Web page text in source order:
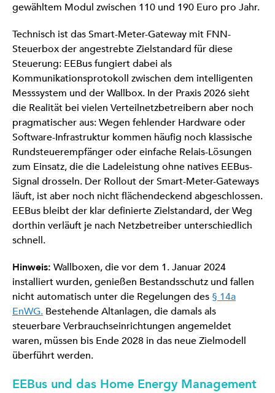
gewähltem Modul zwischen 110 und 190 Euro pro Jahr.
Technisch ist das Smart-Meter-Gateway mit FNN-
Steuerbox der angestrebte Zielstandard für diese
Steuerung: EEBus fungiert dabei als
Kommunikationsprotokoll zwischen dem intelligenten
Messsystem und der Wallbox. In der Praxis 2026 sieht
die Realität bei vielen Verteilnetzbetreibern aber noch
pragmatischer aus: Wegen fehlender Hardware oder
Software-Infrastruktur kommen häufig noch klassische
Rundsteuerempfänger oder einfache Relais-Lösungen
zum Einsatz, die die Ladeleistung ohne natives EEBus-
Signal drosseln. Der Rollout der Smart-Meter-Gateways
läuft, ist aber noch nicht flächendeckend abgeschlossen.
EEBus bleibt der klar definierte Zielstandard, der Weg
dorthin verläuft je nach Netzbetreiber unterschiedlich
schnell.
Hinweis: Wallboxen, die vor dem 1. Januar 2024
installiert wurden, genießen Bestandsschutz und fallen
nicht automatisch unter die Regelungen des § 14a
EnWG. Bestehende Altanlagen, die damals als
steuerbare Verbrauchseinrichtungen angemeldet
waren, müssen bis Ende 2028 in das neue Zielmodell
überführt werden.
EEBus und das Home Energy Management